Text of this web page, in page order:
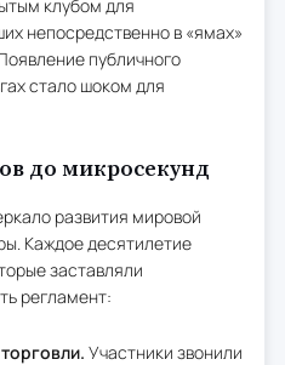
клубом для
непосредственно в «ямах»
публичного
стало шоком для
до микросекунд
развития мировой
Каждое десятилетие
заставляли
регламент:
Участники звонили